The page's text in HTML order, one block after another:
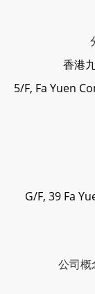
香港
5/F, Fa Yuen
G/F, 39 Fa
公司概